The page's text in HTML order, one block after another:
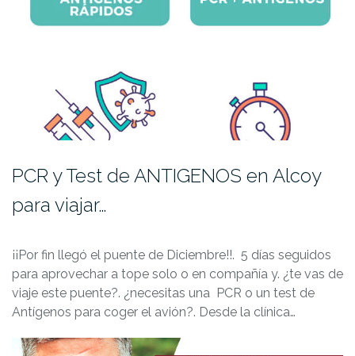
PCR y Test de ANTIGENOS en Alcoy
para viajar…
¡¡Por fin llegó el puente de Diciembre!!. 5 días seguidos
para aprovechar a tope solo o en compañía y. ¿te vas de
viaje este puente?. ¿necesitas una PCR o un test de
Antígenos para coger el avión?. Desde la clínica…